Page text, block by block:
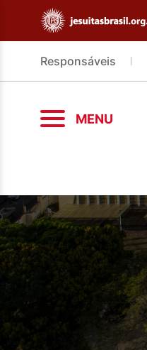
Responsáveis
MENU